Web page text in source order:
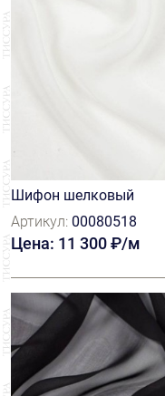
Шифон шелковый
Артикул: 00080518
Цена: 11 300 ₽/м